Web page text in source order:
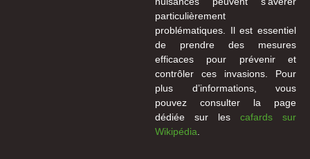
particulièrement
problématiques. Il est essentiel
de prendre des mesures
efficaces pour prévenir et
contrôler ces invasions. Pour
plus d’informations, vous
pouvez consulter la page
dédiée sur les cafards sur
Wikipédia.